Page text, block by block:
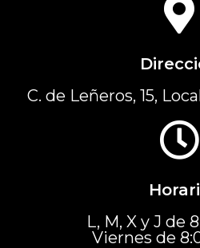
C. de Leñeros, 15,
L, M, X y J de
Viernes de